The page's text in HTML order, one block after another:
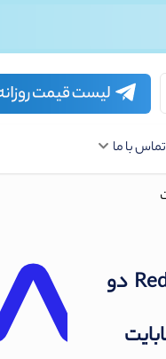
تماس با ما
گوشی موبایل شیائومی مدل Redmi Note 11 دو